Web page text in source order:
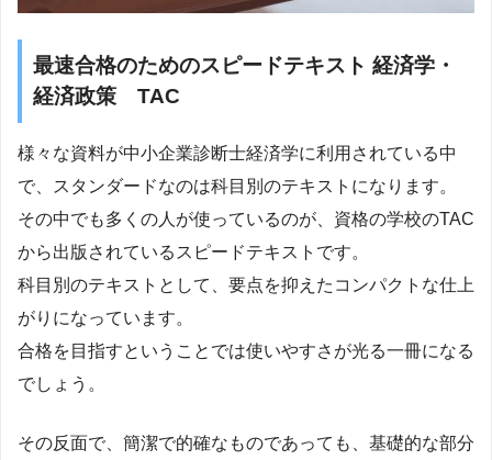
最速合格のためのスピードテキスト 経済学・
経済政策 TAC
様々な資料が中小企業診断士経済学に利用されている中
で、スタンダードなのは科目別のテキストになります。
その中でも多くの人が使っているのが、資格の学校のTAC
から出版されているスピードテキストです。
科目別のテキストとして、要点を抑えたコンパクトな仕上
がりになっています。
合格を目指すということでは使いやすさが光る一冊になる
でしょう。
その反面で、簡潔で的確なものであっても、基礎的な部分